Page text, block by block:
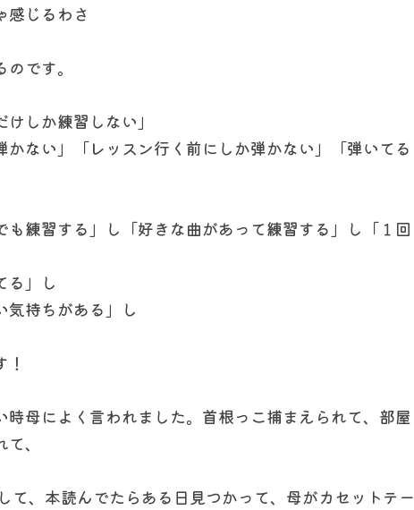
感じるわさ
です。
しか練習しない」
かない」「レッスン行く前にしか弾かない」「弾いてる
も練習する」し「好きな曲があって練習する」し「１回
る」し
気持ちがある」し
時母によく言われました。首根っこ捕まえられて、部屋
、
て、本読んでたらある日見つかって、母がカセットテー